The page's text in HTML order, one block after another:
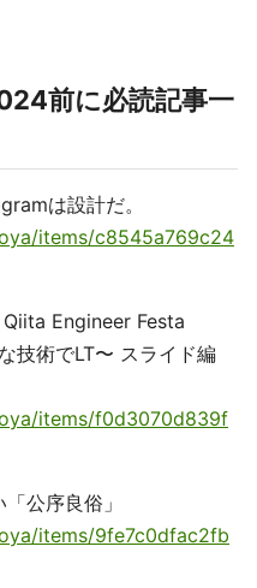
前に必読記事一
は設計だ。
items/c8545a769c24
Engineer Festa
技術でLT〜 スライド編
items/f0d3070d839f
公序良俗」
items/9fe7c0dfac2fb